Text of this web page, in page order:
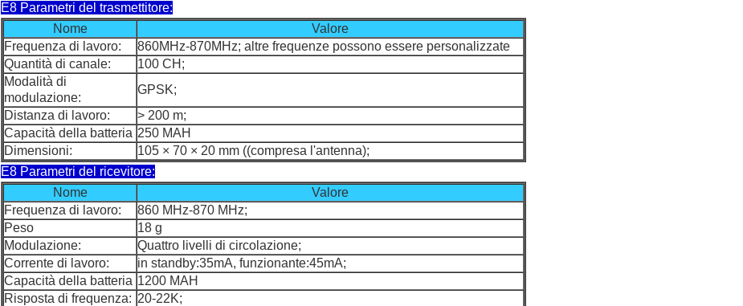
E8 Parametri del trasmettitore:
Nome
Valore
Frequenza di lavoro:
860MHz-870MHz; altre frequenze possono essere personalizzate
Quantità di canale:
100 CH;
Modalità di
modulazione:
GPSK;
Distanza di lavoro:
> 200 m;
Capacità della batteria 250 MAH
Dimensioni:
105 × 70 × 20 mm ((compresa l'antenna);
E8 Parametri del ricevitore:
Nome
Valore
Frequenza di lavoro:
860 MHz-870 MHz;
Peso
18 g
Modulazione:
Quattro livelli di circolazione;
Corrente di lavoro:
in standby:35mA, funzionante:45mA;
Capacità della batteria 1200 MAH
Risposta di frequenza: 20-22K;